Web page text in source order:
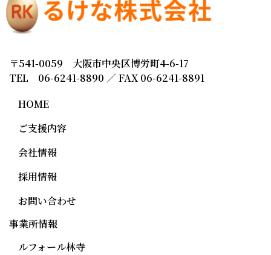
〒541-0059 大阪市中央区博労町4-6-17
TEL 06-6241-8890 ／ FAX 06-6241-8891
HOME
ご支援内容
会社情報
採用情報
お問い合わせ
事業所情報
ルフォール林寺